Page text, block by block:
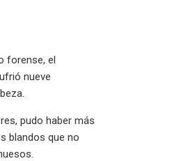
forense, el
nueve
pudo haber más
blandos que no